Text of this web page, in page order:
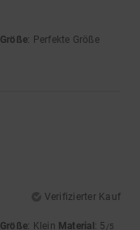
Größe: Perfekte Größe
Verifizierter Kauf
Größe: Klein Material : 5 /5